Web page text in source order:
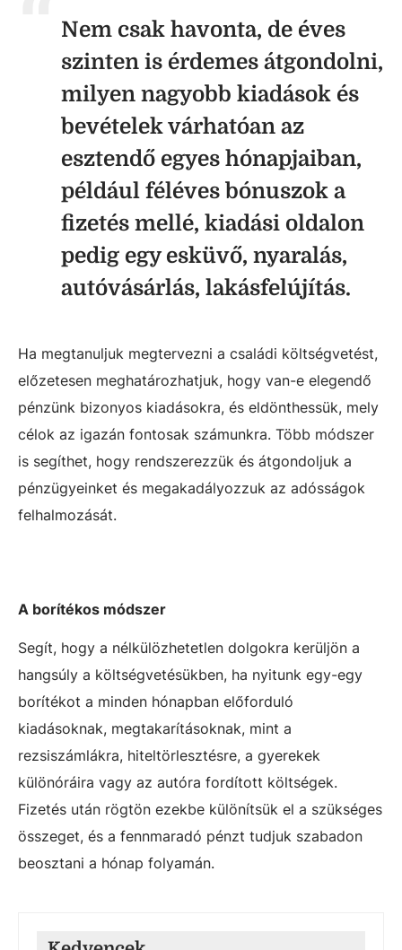
Nem csak havonta, de éves
szinten is érdemes átgondolni,
milyen nagyobb kiadások és
bevételek várhatóan az
esztendő egyes hónapjaiban,
például féléves bónuszok a
fizetés mellé, kiadási oldalon
pedig egy esküvő, nyaralás,
autóvásárlás, lakásfelújítás.
Ha megtanuljuk megtervezni a családi költségvetést,
előzetesen meghatározhatjuk, hogy van-e elegendő
pénzünk bizonyos kiadásokra, és eldönthessük, mely
célok az igazán fontosak számunkra. Több módszer
is segíthet, hogy rendszerezzük és átgondoljuk a
pénzügyeinket és megakadályozzuk az adósságok
felhalmozását.
A borítékos módszer
Segít, hogy a nélkülözhetetlen dolgokra kerüljön a
hangsúly a költségvetésükben, ha nyitunk egy-egy
borítékot a minden hónapban előforduló
kiadásoknak, megtakarításoknak, mint a
rezsiszámlákra, hiteltörlesztésre, a gyerekek
különóráira vagy az autóra fordított költségek.
Fizetés után rögtön ezekbe különítsük el a szükséges
összeget, és a fennmaradó pénzt tudjuk szabadon
beosztani a hónap folyamán.